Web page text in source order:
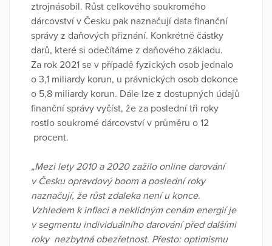
ztrojnásobil. Růst celkového soukromého
dárcovství v Česku pak naznačují data finanční
správy z daňových přiznání. Konkrétně částky
darů, které si odečítáme z daňového základu.
Za rok 2021 se v případě fyzických osob jednalo
o 3,1 miliardy korun, u právnických osob dokonce
o 5,8 miliardy korun. Dále lze z dostupných údajů
finanční správy vyčíst, že za poslední tři roky
rostlo soukromé dárcovství v průměru o 12
procent.
„Mezi lety 2010 a 2020 zažilo online darování
v Česku opravdový boom a poslední roky
naznačují, že růst zdaleka není u konce.
Vzhledem k inflaci a neklidným cenám energií je
v segmentu individuálního darování před dalšími
roky nezbytná obezřetnost. Přesto: optimismu